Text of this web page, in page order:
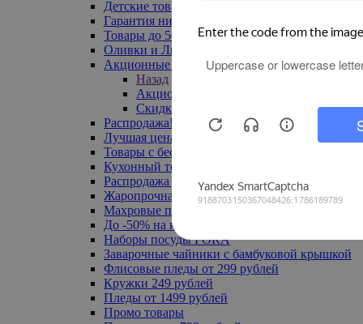
Детские товары
Гарантия низкой цены
Товары до 500 руб
Оливки и Лимоны
Акционные товары
Назад
Акционные товары
Скидка 20% по промокоду
Распродажа! Ульяновск до -70%
Лучшая цена
Товары с бесплатной доставкой
Кухонный текстиль
Распродажа до -50%
Жаропрочная посуда
Махровые полотенца
До -50% на ковры
Наборы посуды FORA
Заварочные чайники с бамбуковой крышкой
Флисовые пледы от 299 рублей
Кружки 249 рублей
Пледы от 1499 рублей
Промо товары